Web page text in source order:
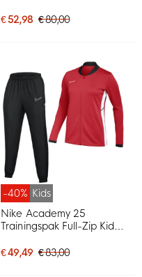
€ 52,98 € 80,00
-40% Kids
Nike Academy 25
Trainingspak Full-Zip Kids
€ 49,49 € 83,00